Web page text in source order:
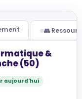
👥
&
(50)
aujourd'hui